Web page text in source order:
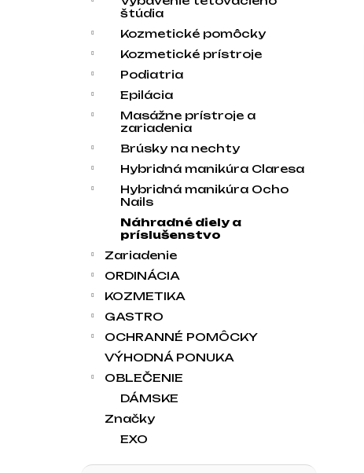
štúdia
Kozmetické pomôcky
Kozmetické prístroje
Podiatria
Epilácia
Masážne prístroje a
zariadenia
Brúsky na nechty
Hybridná manikúra Claresa
Hybridná manikúra Ocho
Nails
Náhradné diely a
príslušenstvo
Zariadenie
ORDINÁCIA
KOZMETIKA
GASTRO
OCHRANNÉ POMÔCKY
VÝHODNÁ PONUKA
OBLEČENIE
DÁMSKE
Značky
EXO